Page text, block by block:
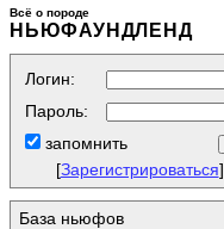
Всё о породе
НЬЮФАУНДЛЕНД
Логин:
Пароль:
запомнить
[Зарегистрироваться]
База ньюфов